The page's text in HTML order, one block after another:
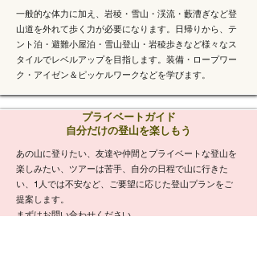
一般的な体力に加え、 ​岩稜・雪山・渓流・藪漕ぎなど登
山道を外れて歩く力が必要になります。​日帰りから、テ
ント泊・避難小屋泊・雪山登山・岩稜歩きなど様々なス
タイルでレベルアップを目指します。装備・ロープワー
ク・アイゼン＆ピッケルワークなどを学びます。
プライベートガイド
​自分だけの登山を楽しもう
あの山に登りたい、友達や仲間とプライベートな登山を
楽しみたい、ツアーは苦手、自分の日程で山に行きた
い、1人では不安など、ご要望に応じた登山プランをご
提案します。
まずはお問い合わせください。